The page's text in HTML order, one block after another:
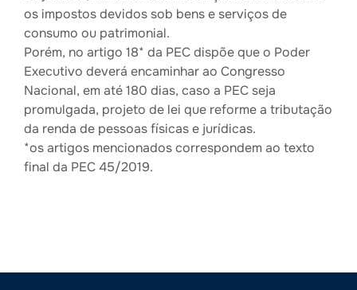
os impostos devidos sob bens e serviços de
consumo ou patrimonial.
Porém, no artigo 18* da PEC dispõe que o Poder
Executivo deverá encaminhar ao Congresso
Nacional, em até 180 dias, caso a PEC seja
promulgada, projeto de lei que reforme a tributação
da renda de pessoas físicas e jurídicas.
*os artigos mencionados correspondem ao texto
final da PEC 45/2019.